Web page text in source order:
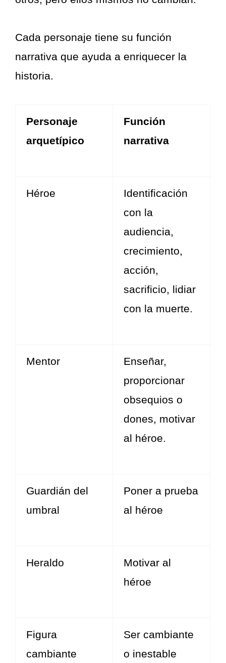
Cada personaje tiene su función
narrativa que ayuda a enriquecer la
historia.
Personaje
arquetípico
Función
narrativa
Héroe
Identificación
con la
audiencia,
crecimiento,
acción,
sacrificio, lidiar
con la muerte.
Mentor
Enseñar,
proporcionar
obsequios o
dones, motivar
al héroe.
Guardián del
umbral
Poner a prueba
al héroe
Heraldo
Motivar al
héroe
Figura
cambiante
Ser cambiante
o inestable